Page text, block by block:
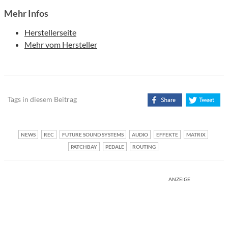
Mehr Infos
Herstellerseite
Mehr vom Hersteller
Tags in diesem Beitrag
NEWS REC FUTURE SOUND SYSTEMS AUDIO EFFEKTE
MATRIX
PATCHBAY
PEDALE ROUTING
ANZEIGE